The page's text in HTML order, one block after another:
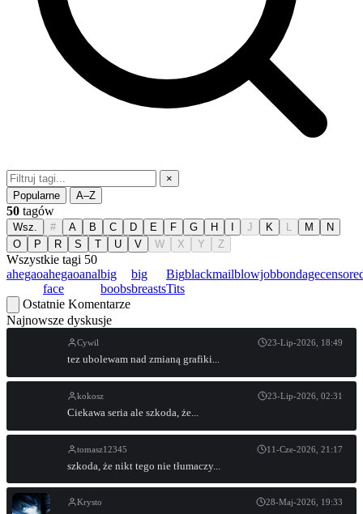
×
Popularne
A–Z
50 tagów
Wsz. # A B C D E F G H J K L M
N
O
P R S T U V W X Y Z
Wszystkie tagi 50
ahegaoahegao
face
analbig
boobs
big
breasts
Big
Tits
blackmailblowjobbondage
Ostatnie Komentarze
Najnowsze dyskusje
Cywil 23-Lip-2026, 18:49
tez ubolewam nad zmianą grafiki...
kokosz 23-Lip-2026, 02:31
Ciekawa seria ale szkoda, że...
tomasz12345 11-Cze-2026, 21:17
szkoda, że nikt tego nie tłumaczy...
Krysto 28-Maj-2026, 19:33